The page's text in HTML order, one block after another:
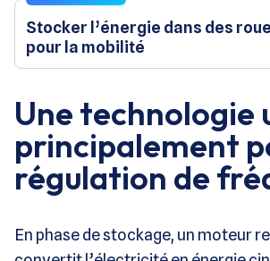
Stocker l’énergie dans des
pour la mobilité
Une technologie
principalement
régulation de
En phase de stockage, un moteur